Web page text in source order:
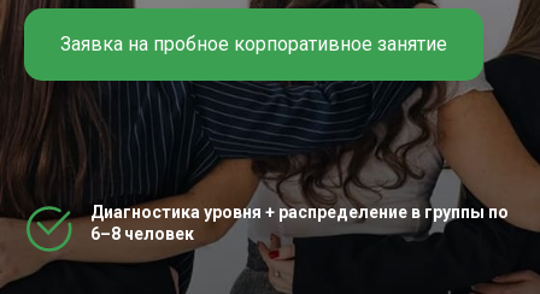
Заявка на пробное корпоративное занятие
Диагностика уровня + распределение в группы по
6–8 человек